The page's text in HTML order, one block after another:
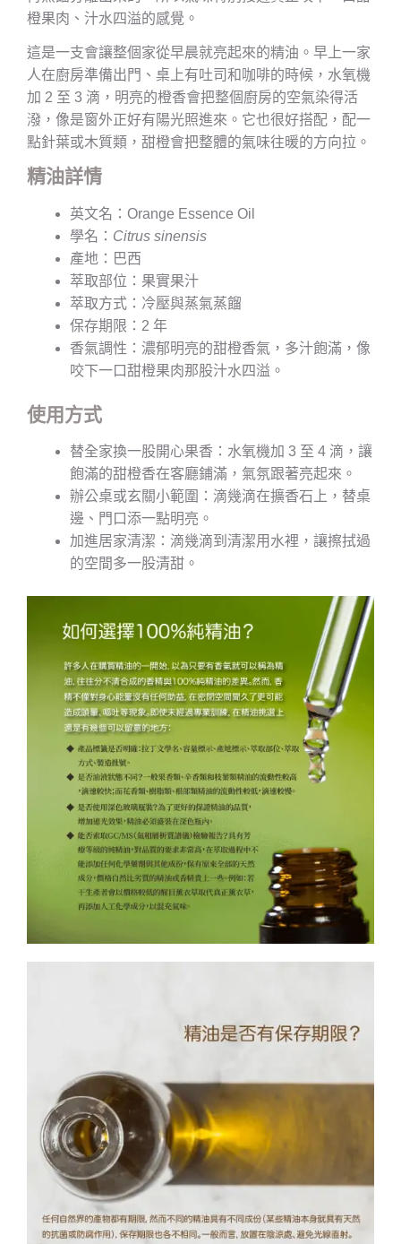
橙果肉、汁水四溢的感覺。
這是一支會讓整個家從早晨就亮起來的精油。早上一家
人在廚房準備出門、桌上有吐司和咖啡的時候，水氧機
加 2 至 3 滴，明亮的橙香會把整個廚房的空氣染得活
潑，像是窗外正好有陽光照進來。它也很好搭配，配一
點針葉或木質類，甜橙會把整體的氣味往暖的方向拉。
精油詳情
英文名：Orange Essence Oil
學名： Citrus sinensis
產地：巴西
萃取部位：果實果汁
萃取方式：冷壓與蒸氣蒸餾
保存期限：2 年
香氣調性：濃郁明亮的甜橙香氣，多汁飽滿，像
咬下一口甜橙果肉那股汁水四溢。
使用方式
替全家換一股開心果香：水氧機加 3 至 4 滴，讓
飽滿的甜橙香在客廳鋪滿，氣氛跟著亮起來。
辦公桌或玄關小範圍：滴幾滴在擴香石上，替桌
邊、門口添一點明亮。
加進居家清潔：滴幾滴到清潔用水裡，讓擦拭過
的空間多一股清甜。